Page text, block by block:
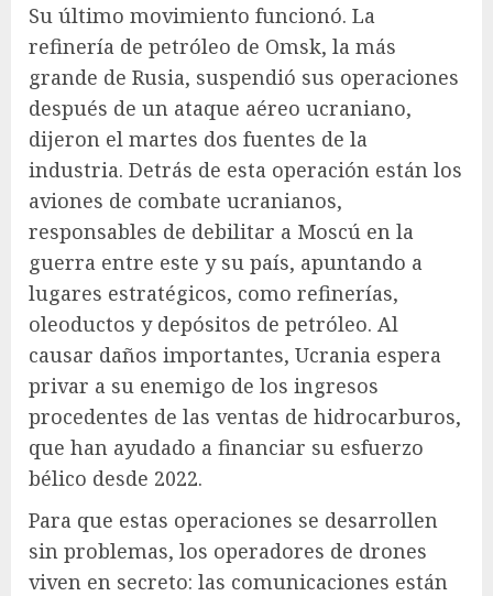
Su último movimiento funcionó. La
refinería de petróleo de Omsk, la más
grande de Rusia, suspendió sus operaciones
después de un ataque aéreo ucraniano,
dijeron el martes dos fuentes de la
industria. Detrás de esta operación están los
aviones de combate ucranianos,
responsables de debilitar a Moscú en la
guerra entre este y su país, apuntando a
lugares estratégicos, como refinerías,
oleoductos y depósitos de petróleo. Al
causar daños importantes, Ucrania espera
privar a su enemigo de los ingresos
procedentes de las ventas de hidrocarburos,
que han ayudado a financiar su esfuerzo
bélico desde 2022.
Para que estas operaciones se desarrollen
sin problemas, los operadores de drones
viven en secreto: las comunicaciones están